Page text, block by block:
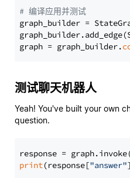
# 编译应用并测试
graph_builder =
graph = graph_builder.
测试聊天机器人
Yeah! You've built your own
question.
response =
print(response["answer"